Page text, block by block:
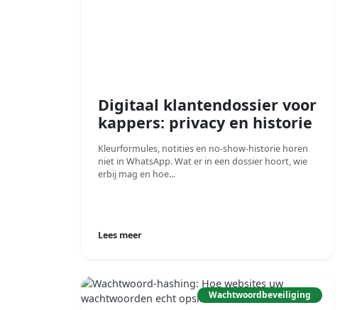
Digitaal klantendossier voor
kappers: privacy en historie
Kleurformules, notities en no-show-historie horen
niet in WhatsApp. Wat er in een dossier hoort, wie
erbij mag en hoe...
Lees meer
Wachtwoordbeveiliging